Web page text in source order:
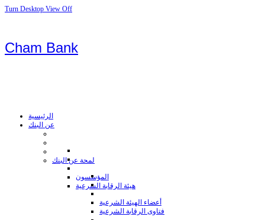
Turn Desktop View Off
Cham Bank
الرئيسية
عن البنك
لمحة عن البنك
المؤسسون
هيئة الرقابة الشرعية
أعضاء الهيئة الشرعية
فتاوى الرقابة الشرعية